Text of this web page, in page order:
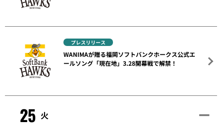
プレスリリース
WANIMAが贈る福岡ソフトバンクホークス公式エ
ールソング「現在地」3.28開幕戦で解禁！
25 火